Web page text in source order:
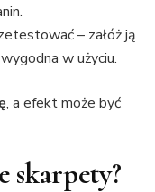
– załóż ją
w użyciu.
, a efekt może być
skarpety?